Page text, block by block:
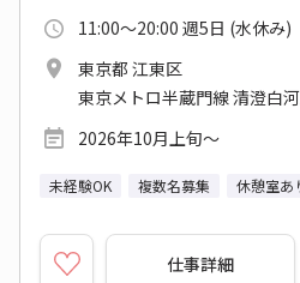
11:00～20:00 週5日 (水休み)
東京都 江東区
東京メトロ半蔵門線 清澄白
2026年10月上旬～
未経験OK 複数名募集 休憩室あ
仕事詳細